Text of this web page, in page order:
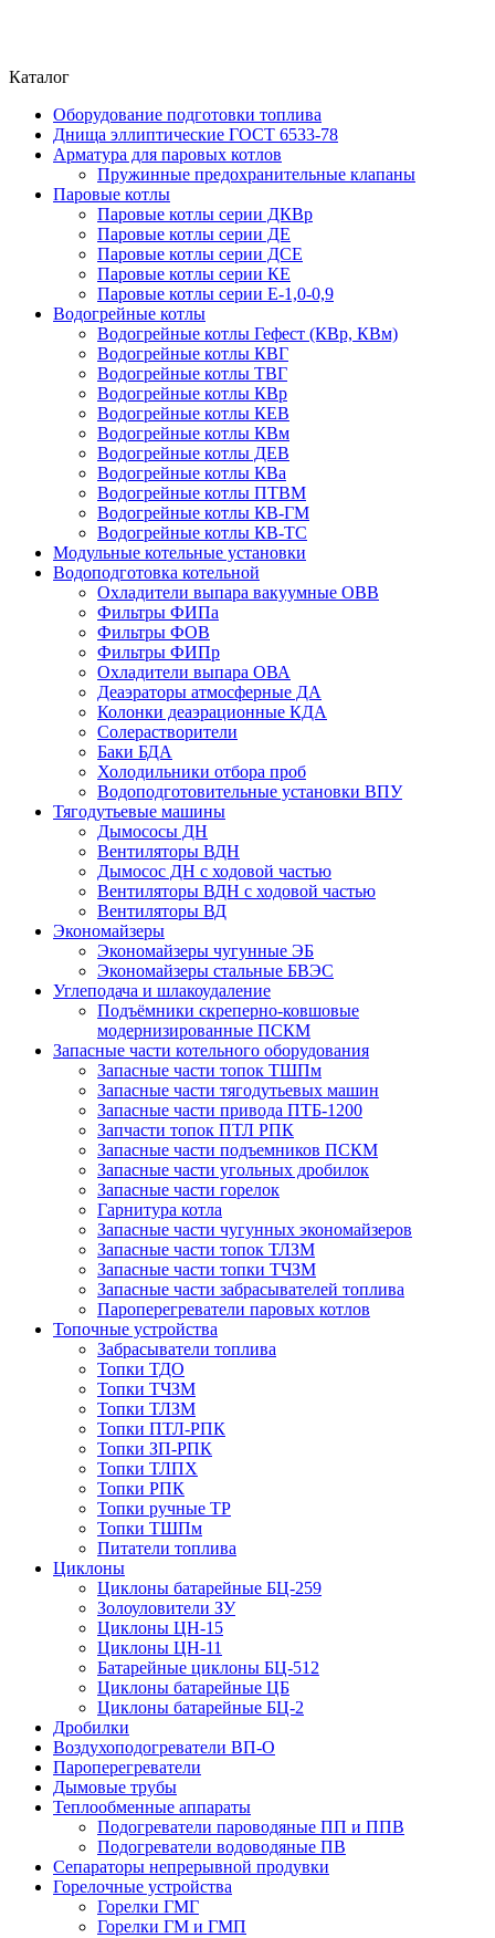
Каталог
Оборудование подготовки топлива
Днища эллиптические ГОСТ 6533-78
Арматура для паровых котлов
Пружинные предохранительные клапаны
Паровые котлы
Паровые котлы серии ДКВр
Паровые котлы серии ДЕ
Паровые котлы серии ДСЕ
Паровые котлы серии КЕ
Паровые котлы серии Е-1,0-0,9
Водогрейные котлы
Водогрейные котлы Гефест (КВр, КВм)
Водогрейные котлы КВГ
Водогрейные котлы ТВГ
Водогрейные котлы КВр
Водогрейные котлы КЕВ
Водогрейные котлы КВм
Водогрейные котлы ДЕВ
Водогрейные котлы КВа
Водогрейные котлы ПТВМ
Водогрейные котлы КВ-ГМ
Водогрейные котлы КВ-ТС
Модульные котельные установки
Водоподготовка котельной
Охладители выпара вакуумные ОВВ
Фильтры ФИПа
Фильтры ФОВ
Фильтры ФИПр
Охладители выпара ОВА
Деаэраторы атмосферные ДА
Колонки деаэрационные КДА
Солерастворители
Баки БДА
Холодильники отбора проб
Водоподготовительные установки ВПУ
Тягодутьевые машины
Дымососы ДН
Вентиляторы ВДН
Дымосос ДН с ходовой частью
Вентиляторы ВДН с ходовой частью
Вентиляторы ВД
Экономайзеры
Экономайзеры чугунные ЭБ
Экономайзеры стальные БВЭС
Углеподача и шлакоудаление
Подъёмники скреперно-ковшовые
модернизированные ПСКМ
Запасные части котельного оборудования
Запасные части топок ТШПм
Запасные части тягодутьевых машин
Запасные части привода ПТБ-1200
Запчасти топок ПТЛ РПК
Запасные части подъемников ПСКМ
Запасные части угольных дробилок
Запасные части горелок
Гарнитура котла
Запасные части чугунных экономайзеров
Запасные части топок ТЛЗМ
Запасные части топки ТЧЗМ
Запасные части забрасывателей топлива
Пароперегреватели паровых котлов
Топочные устройства
Забрасыватели топлива
Топки ТДО
Топки ТЧЗМ
Топки ТЛЗМ
Топки ПТЛ-РПК
Топки ЗП-РПК
Топки ТЛПХ
Топки РПК
Топки ручные ТР
Топки ТШПм
Питатели топлива
Циклоны
Циклоны батарейные БЦ-259
Золоуловители ЗУ
Циклоны ЦН-15
Циклоны ЦН-11
Батарейные циклоны БЦ-512
Циклоны батарейные ЦБ
Циклоны батарейные БЦ-2
Дробилки
Воздухоподогреватели ВП-О
Пароперегреватели
Дымовые трубы
Теплообменные аппараты
Подогреватели пароводяные ПП и ППВ
Подогреватели водоводяные ПВ
Сепараторы непрерывной продувки
Горелочные устройства
Горелки ГМГ
Горелки ГМ и ГМП